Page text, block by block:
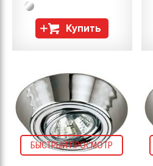
Купить
БЫСТРЫЙ ПРОСМОТР